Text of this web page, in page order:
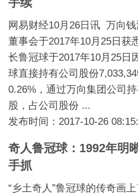
网易财经10月26日讯 万向
董事会于2017年10月25日获
长鲁冠球于2017年10月25日
球直接持有公司股份
0.26%，通过万向集团公司
股，占公司股份 ...
发布时间：2017-10-26
奇人鲁冠球：1992年明
手抓
“乡土奇人”鲁冠球的传奇画